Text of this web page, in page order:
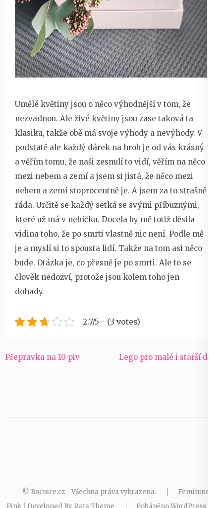
Umělé květiny jsou o něco výhodnější v tom, že
nezvadnou. Ale živé květiny jsou zase taková ta
klasika, takže obě má svoje výhody a nevýhody. V
podstatě ale každý dárek na hrob je od vás krásný
a věřím tomu, že naši zesnulí to vidí, věřím na něco
mezi nebem a zemí a jsem si jistá, že něco mezi
nebem a zemí stoprocentně je. A jsem za to strašně
ráda. Určitě se každý setká se svými příbuznými,
které už má v nebíčku. Docela by mě totiž děsila
vidina toho, že po smrti vlastně nic není. Podle mě
je a myslí si to spousta lidí. Takže na tom asi něco
bude. Otázka je, co přesně je po smrti. Ale to se
člověk nedozví, protože jsou kolem toho jen
dohady.
2.7/5 - (3 votes)
Navigace
Přepravka na 10 piv Lego pro malé i starší děti
© Bocnice.cz - Všechna práva vyhrazena.
Feminine
Pink | Developed By Rara Theme PoháněnoWordPress